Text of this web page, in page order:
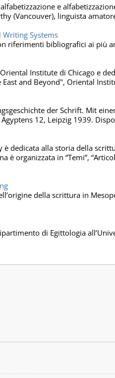
e
(Vancouver), linguista
Writing Systems
riferimenti bibliografici ai più
Institute di Chicago e
and Beyond", Oriental
der Schrift. Mit
12, Leipzig 1939.
dedicata alla storia della
organizzata in “Temi”,
della scrittura in
di Egittologia